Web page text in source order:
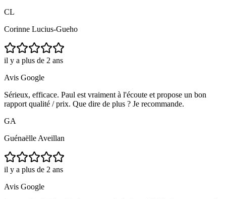
CL
Corinne Lucius-Gueho
il y a plus de 2 ans
Avis Google
Sérieux, efficace. Paul est vraiment à l'écoute et propose un bon
rapport qualité / prix. Que dire de plus ? Je recommande.
GA
Guénaëlle Aveillan
il y a plus de 2 ans
Avis Google